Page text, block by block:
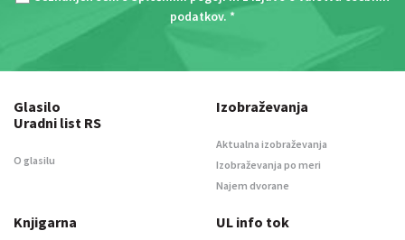
podatkov. *
Glasilo
Uradni list RS
O glasilu
Izobraževanja
Aktualna izobraževanja
Izobraževanja po meri
Najem dvorane
Knjigarna UL info tok